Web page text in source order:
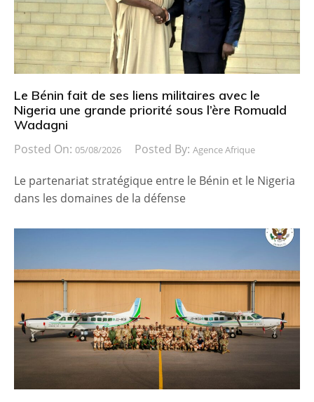
Le Bénin fait de ses liens militaires avec le
Nigeria une grande priorité sous l’ère Romuald
Wadagni
Posted On: 05/08/2026 Posted By: Agence Afrique
Le partenariat stratégique entre le Bénin et le Nigeria
dans les domaines de la défense